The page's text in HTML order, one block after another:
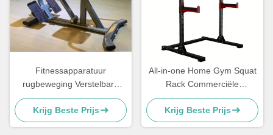
Fitnessapparatuur
rugbeweging Verstelbare
rugverlenging Romeinse
stoel
Krijg Beste Prijs
All-in-one Home Gym Squat
Rack Commerciële
fitnessapparatuur Plaat
geladen machines
Krijg Beste Prijs